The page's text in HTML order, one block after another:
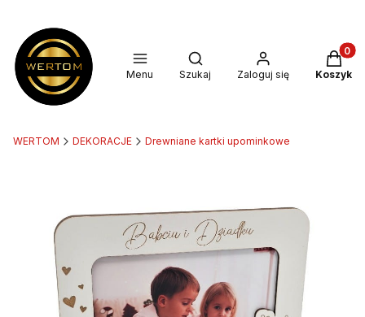
Menu
Otwórz wyszukiwarkę
Szukaj Zaloguj się Koszyk
WERTOM DEKORACJE Drewniane kartki upominkowe